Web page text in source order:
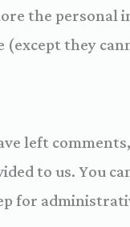
the
they
left
to us. You
for